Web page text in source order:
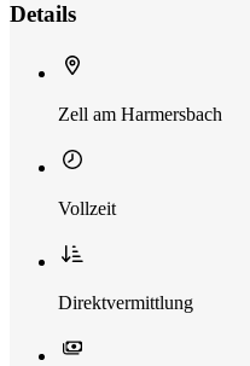
Details
Zell am Harmersbach
Vollzeit
Direktvermittlung